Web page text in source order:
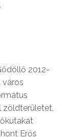
2012-
város
zöldterületet,
Erős